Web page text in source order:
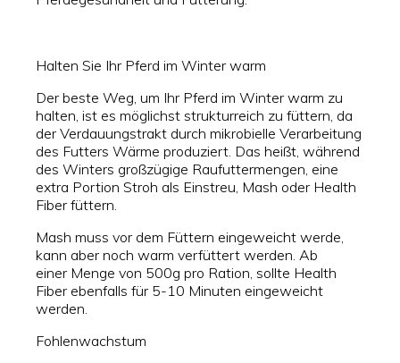
Halten Sie Ihr Pferd im Winter warm
Der beste Weg, um Ihr Pferd im Winter warm zu
halten, ist es möglichst strukturreich zu füttern, da
der Verdauungstrakt durch mikrobielle Verarbeitung
des Futters Wärme produziert. Das heißt, während
des Winters großzügige Raufuttermengen, eine
extra Portion Stroh als Einstreu, Mash oder Health
Fiber füttern.
Mash muss vor dem Füttern eingeweicht werde,
kann aber noch warm verfüttert werden. Ab
einer Menge von 500g pro Ration, sollte Health
Fiber ebenfalls für 5-10 Minuten eingeweicht
werden.
Fohlenwachstum